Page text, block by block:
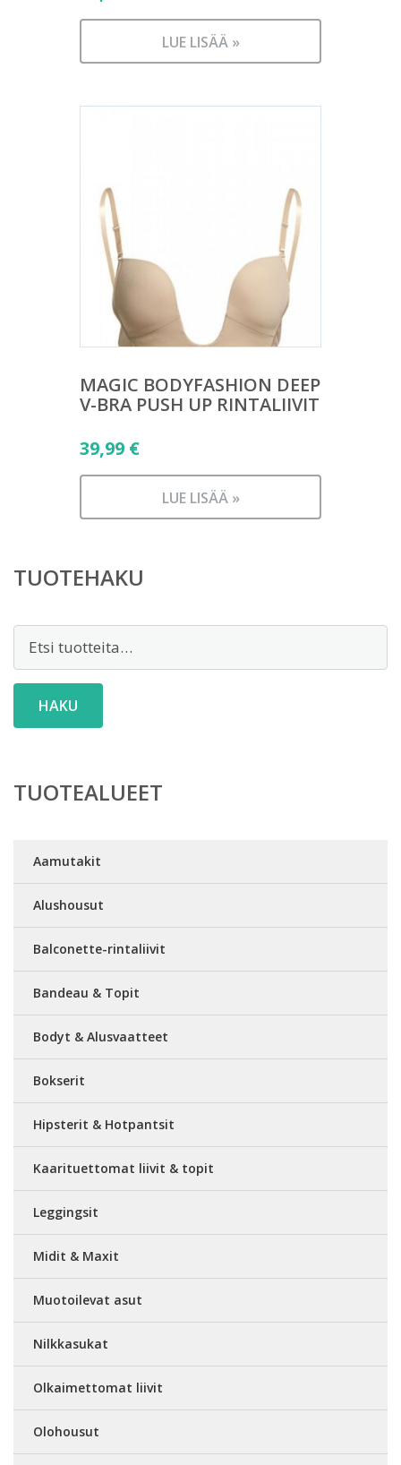
LUE LISÄÄ »
MAGIC BODYFASHION DEEP
V-BRA PUSH UP RINTALIIVIT
39,99 €
LUE LISÄÄ »
TUOTEHAKU
Etsi:
HAKU
TUOTEALUEET
Aamutakit
Alushousut
Balconette-rintaliivit
Bandeau & Topit
Bodyt & Alusvaatteet
Bokserit
Hipsterit & Hotpantsit
Kaarituettomat liivit & topit
Leggingsit
Midit & Maxit
Muotoilevat asut
Nilkkasukat
Olkaimettomat liivit
Olohousut